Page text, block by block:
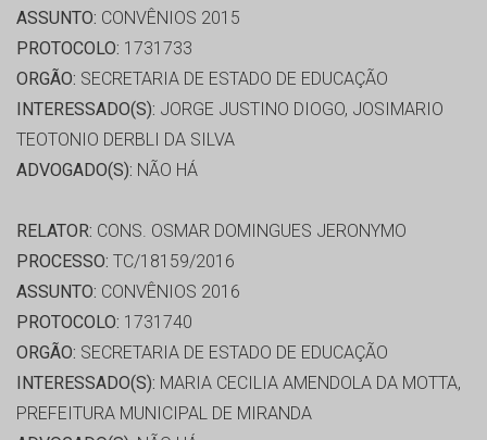
ASSUNTO: CONVÊNIOS 2015
PROTOCOLO: 1731733
ORGÃO: SECRETARIA DE ESTADO DE EDUCAÇÃO
INTERESSADO(S): JORGE JUSTINO DIOGO, JOSIMARIO
TEOTONIO DERBLI DA SILVA
ADVOGADO(S): NÃO HÁ
RELATOR: CONS. OSMAR DOMINGUES JERONYMO
PROCESSO: TC/18159/2016
ASSUNTO: CONVÊNIOS 2016
PROTOCOLO: 1731740
ORGÃO: SECRETARIA DE ESTADO DE EDUCAÇÃO
INTERESSADO(S): MARIA CECILIA AMENDOLA DA MOTTA,
PREFEITURA MUNICIPAL DE MIRANDA